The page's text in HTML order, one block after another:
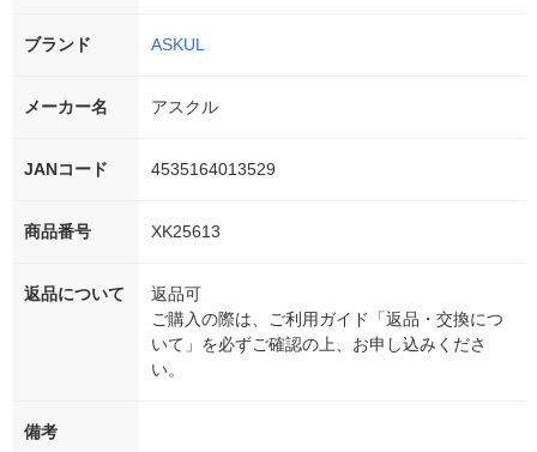
ブランド ASKUL
メーカー名 アスクル
JANコード 4535164013529
商品番号 XK25613
返品について
返品可
ご購入の際は、ご利用ガイド「返品・交換につ
いて」を必ずご確認の上、お申し込みくださ
い。
備考